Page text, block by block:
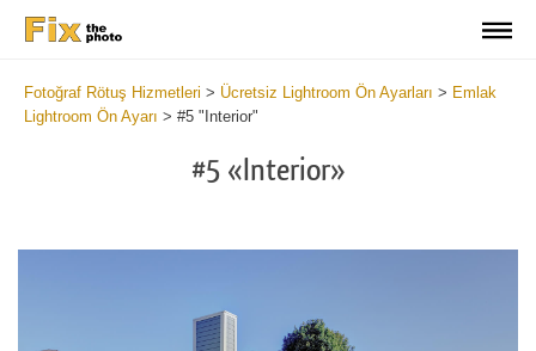
Fotoğraf Rötuş Hizmetleri > Ücretsiz Lightroom Ön Ayarları > Emlak
Lightroom Ön Ayarı > #5 "Interior"
#5 «Interior»